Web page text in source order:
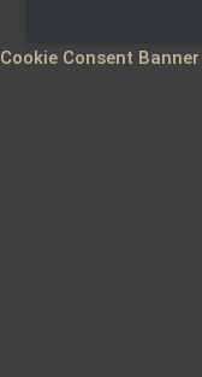
Cookie Consent